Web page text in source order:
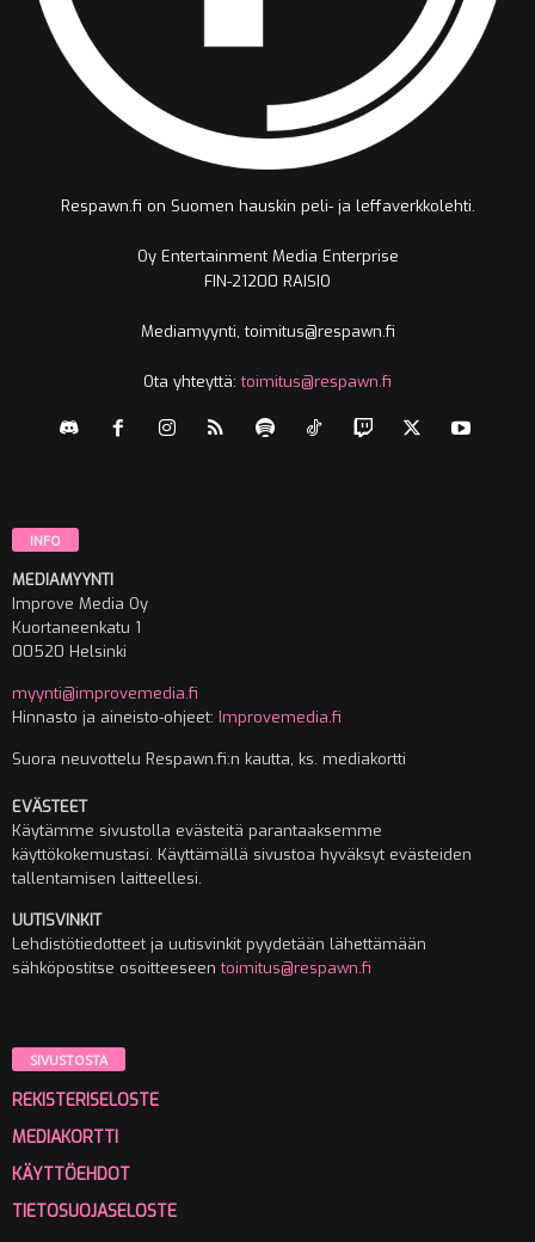
Respawn.fi on Suomen hauskin peli- ja leffaverkkolehti.
Oy Entertainment Media Enterprise
FIN-21200 RAISIO
Mediamyynti, toimitus@respawn.fi
Ota yhteyttä:toimitus@respawn.fi
INFO
MEDIAMYYNTI
Improve Media Oy
Kuortaneenkatu 1
00520 Helsinki
myynti@improvemedia.fi
Hinnasto ja aineisto-ohjeet: Improvemedia.fi
Suora neuvottelu Respawn.fi:n kautta, ks. mediakortti
EVÄSTEET
Käytämme sivustolla evästeitä parantaaksemme
käyttökokemustasi. Käyttämällä sivustoa hyväksyt evästeiden
tallentamisen laitteellesi.
UUTISVINKIT
Lehdistötiedotteet ja uutisvinkit pyydetään lähettämään
sähköpostitse osoitteeseentoimitus@respawn.fi
SIVUSTOSTA
REKISTERISELOSTE
MEDIAKORTTI
KÄYTTÖEHDOT
TIETOSUOJASELOSTE